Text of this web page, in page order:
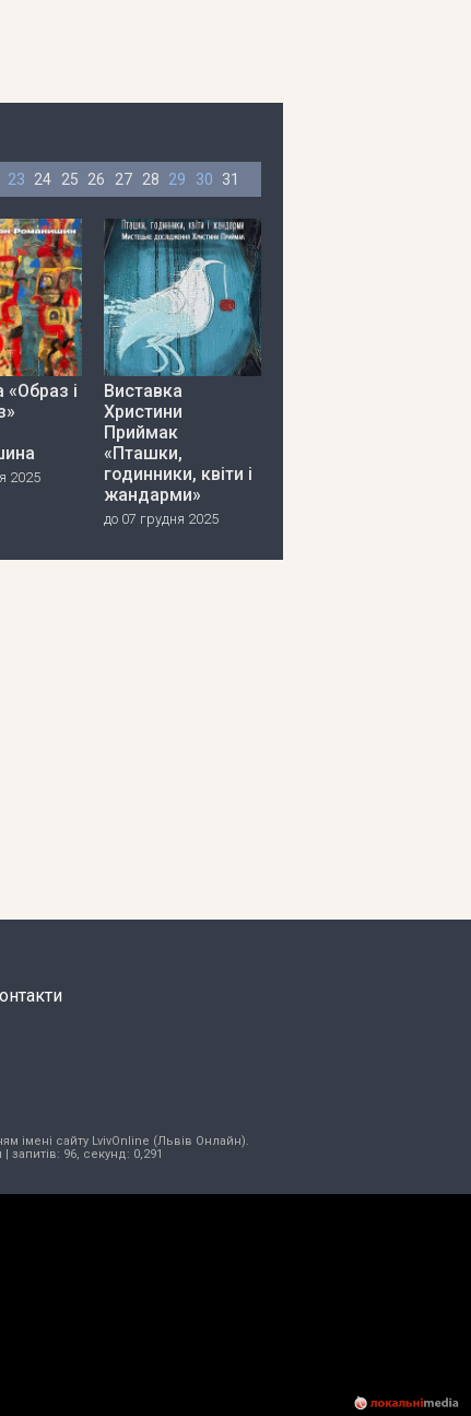
23 24 25 26 27 28 29 30 31
«Образ і
2025
Виставка
Христини
Приймак
«Пташки,
годинники, квіти і
жандарми»
до 07 грудня 2025
імені сайту LvivOnline (Львів Онлайн).
| запитів: 96, секунд: 0,291